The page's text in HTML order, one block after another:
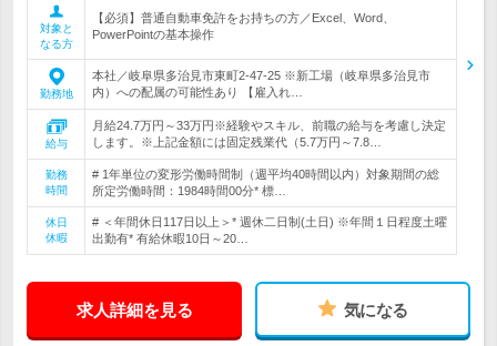
対象と
なる方
【必須】普通自動車免許をお持ちの方／Excel、Word、
PowerPointの基本操作
勤務地
本社／岐阜県多治見市東町2-47-25 ※新工場（岐阜県多治見市
内）への配属の可能性あり 【雇入れ…
給与
月給24.7万円～33万円※経験やスキル、前職の給与を考慮し決定
します。※上記金額には固定残業代（5.7万円～7.8…
勤務
時間
# 1年単位の変形労働時間制（週平均40時間以内）対象期間の総
所定労働時間：1984時間00分* 標…
休日
休暇
# ＜年間休日117日以上＞* 週休二日制(土日) ※年間１日程度土曜
出勤有* 有給休暇10日～20…
求人詳細を見る 気になる